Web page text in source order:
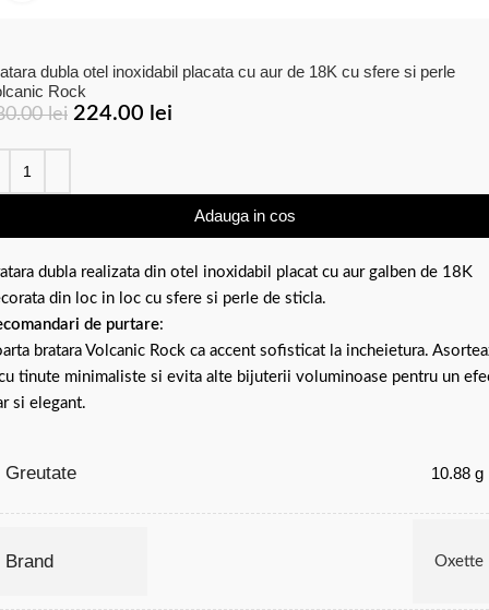
dubla otel inoxidabil placata cu aur de 18K cu sfere si perle
Rock
lei 224.00 lei
Adauga in cos
dubla realizata din otel inoxidabil placat cu aur galben de 18K
din loc in loc cu sfere si perle de sticla.
de purtare:
bratara Volcanic Rock ca accent sofisticat la incheietura.
tinute minimaliste si evita alte bijuterii voluminoase pentru un
si elegant.
Greutate 10.88 g
Brand Oxette